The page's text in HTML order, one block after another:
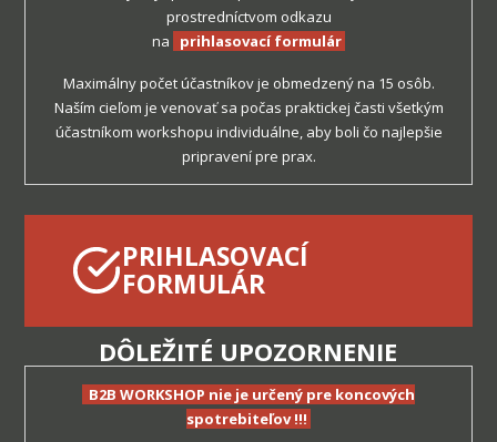
prostredníctvom odkazu
na
prihlasovací formulár
Maximálny počet účastníkov je obmedzený na 15 osôb.
Naším cieľom je venovať sa počas praktickej časti všetkým
účastníkom workshopu individuálne, aby boli čo najlepšie
pripravení pre prax.
PRIHLASOVACÍ
FORMULÁR
DÔLEŽITÉ UPOZORNENIE
B2B WORKSHOP nie je určený pre koncových
spotrebiteľov !!!